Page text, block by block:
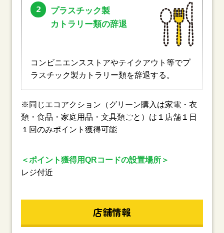
2
プラスチック製
カトラリー類の辞退
コンビニエンスストアやテイクアウト等でプ
ラスチック製カトラリー類を辞退する。
※同じエコアクション（グリーン購入は家電・衣
類・食品・家庭用品・文具類ごと）は１店舗１日
１回のみポイント獲得可能
＜ポイント獲得用QRコードの設置場所＞
レジ付近
店舗情報